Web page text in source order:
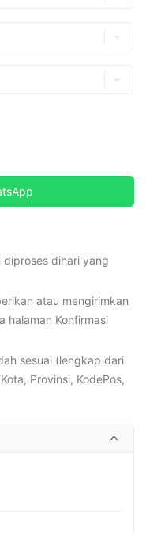
diproses dihari yang
atau mengirimkan
halaman Konfirmasi
sesuai (lengkap dari
Provinsi, KodePos,